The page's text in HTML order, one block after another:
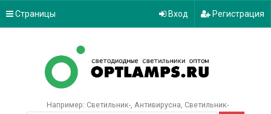
Страницы Вход Регистрация
Например: Светильник- Антивирусна Светильник-